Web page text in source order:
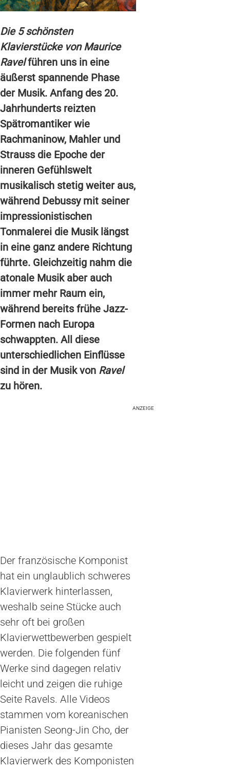
Die 5 schönsten
Klavierstücke von Maurice
Ravelführen uns in eine
äußerst spannende Phase
der Musik. Anfang des 20.
Jahrhunderts reizten
Spätromantiker wie
Rachmaninow, Mahler und
Strauss die Epoche der
inneren Gefühlswelt
musikalisch stetig weiter aus,
während Debussy mit seiner
impressionistischen
Tonmalerei die Musik längst
in eine ganz andere Richtung
führte. Gleichzeitig nahm die
atonale Musik aber auch
immer mehr Raum ein,
während bereits frühe Jazz-
Formen nach Europa
schwappten. All diese
unterschiedlichen Einflüsse
sind in der Musik von Ravel
zu hören.
ANZEIGE
Der französische Komponist
hat ein unglaublich schweres
Klavierwerk hinterlassen,
weshalb seine Stücke auch
sehr oft bei großen
Klavierwettbewerben gespielt
werden. Die folgenden fünf
Werke sind dagegen relativ
leicht und zeigen die ruhige
Seite Ravels. Alle Videos
stammen vom koreanischen
Pianisten Seong-Jin Cho, der
dieses Jahr das gesamte
Klavierwerk des Komponisten